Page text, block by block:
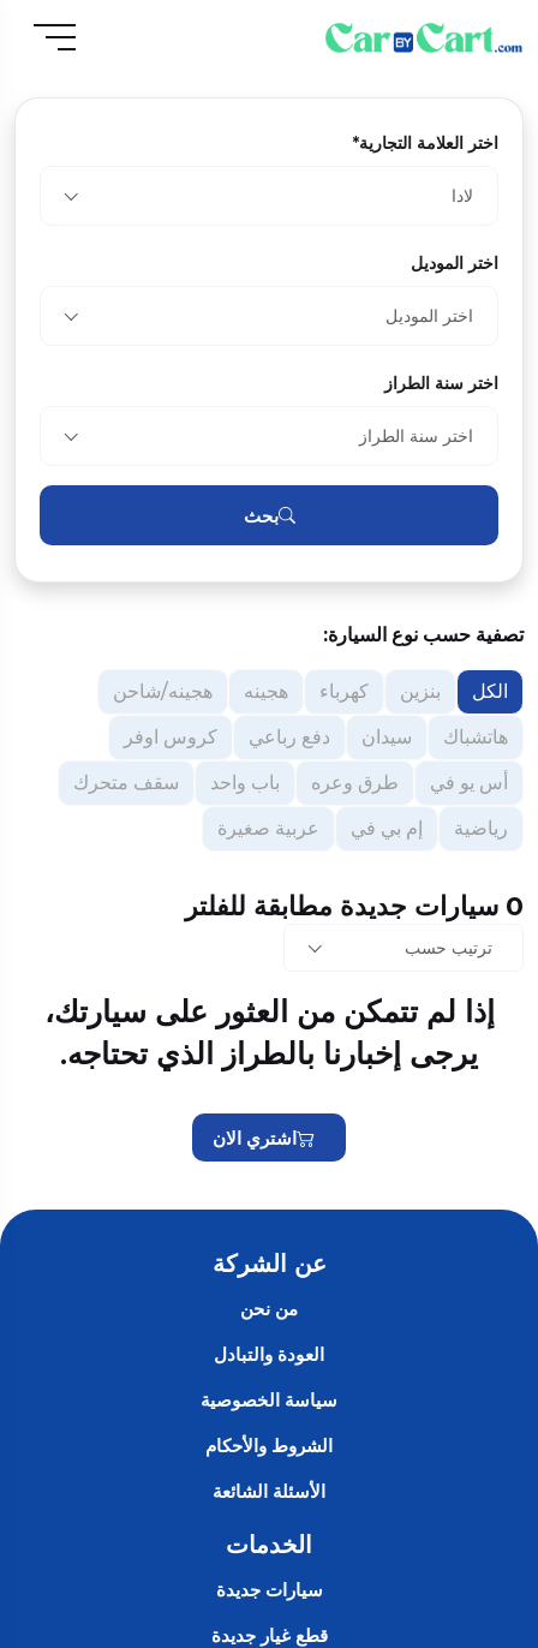
اختر العلامة التجارية*
لادا
اختر الموديل
اختر الموديل
اختر سنة الطراز
اختر سنة الطراز
بحث
تصفية حسب نوع السيارة:
الكل بنزين كهرباء هجينه
هجينه/شاحن
هاتشباك
سيدان دفع رباعي
كروس اوفر
أس يو في
طرق وعره باب واحد
سقف متحرك
رياضية
إم بي في عربية صغيرة
0 سيارات جديدة مطابقة للفلتر
ترتيب حسب
إذا لم تتمكن من العثور على سيارتك،
يرجى إخبارنا بالطراز الذي تحتاجه.
اشتري الان
عن الشركة
من نحن
العودة والتبادل
سياسة الخصوصية
الشروط والأحكام
الأسئلة الشائعة
الخدمات
سيارات جديدة
قطع غيار جديدة